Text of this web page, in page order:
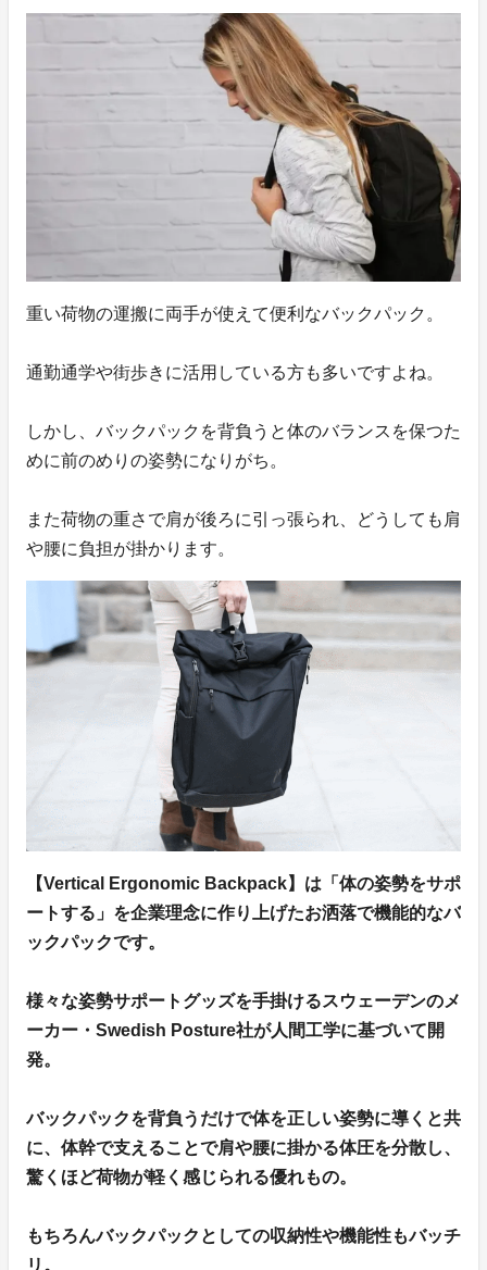
重い荷物の運搬に両手が使えて便利なバックパック。
通勤通学や街歩きに活用している方も多いですよね。
しかし、バックパックを背負うと体のバランスを保つた
めに前のめりの姿勢になりがち。
また荷物の重さで肩が後ろに引っ張られ、どうしても肩
や腰に負担が掛かります。
【Vertical Ergonomic Backpack】は「体の姿勢をサポ
ートする」を企業理念に作り上げたお洒落で機能的なバ
ックパックです。
様々な姿勢サポートグッズを手掛けるスウェーデンのメ
ーカー・Swedish Posture社が人間工学に基づいて開
発。
バックパックを背負うだけで体を正しい姿勢に導くと共
に、体幹で支えることで肩や腰に掛かる体圧を分散し、
驚くほど荷物が軽く感じられる優れもの。
もちろんバックパックとしての収納性や機能性もバッチ
リ。